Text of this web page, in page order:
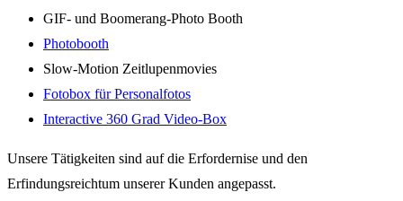
GIF- und Boomerang-Photo Booth
Photobooth
Slow-Motion Zeitlupenmovies
Fotobox für Personalfotos
Interactive 360 Grad Video-Box
Unsere Tätigkeiten sind auf die Erfordernise und den
Erfindungsreichtum unserer Kunden angepasst.